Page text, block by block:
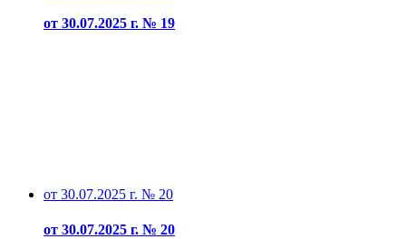
от 30.07.2025 г. № 19
от 30.07.2025 г. № 20
от 30.07.2025 г. № 20